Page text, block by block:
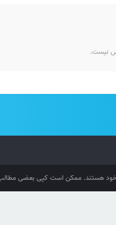
نیست.
هستند. ممکن است کپی بعضی مطالب